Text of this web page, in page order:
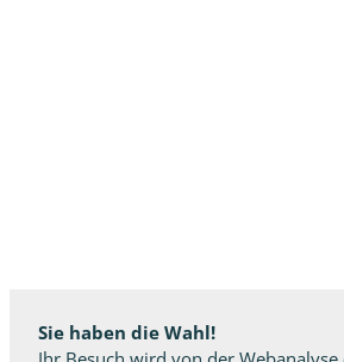
Sie haben die Wahl!